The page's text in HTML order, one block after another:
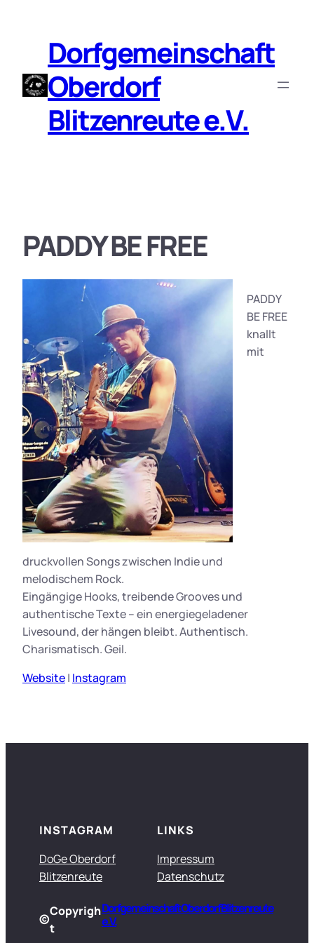
springenDorfgemeinschaft
Oberdorf
Blitzenreute e.V.
PADDY BE FREE
PADDY
BE FREE
knallt
mit
druckvollen Songs zwischen Indie und
melodischem Rock.
Eingängige Hooks, treibende Grooves und
authentische Texte – ein energiegeladener
Livesound, der hängen bleibt. Authentisch.
Charismatisch. Geil.
Website| Instagram
INSTAGRAM
DoGe Oberdorf
Blitzenreute
LINKS
Impressum
Datenschutz
©
Copyrigh
t
Dorfgemeinschaft Oberdorf Blitzenreute
e.V.